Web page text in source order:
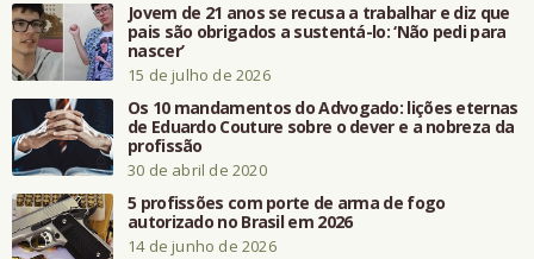
Jovem de 21 anos se recusa a trabalhar e diz que
pais são obrigados a sustentá-lo: ‘Não pedi para
nascer’
15 de julho de 2026
Os 10 mandamentos do Advogado: lições eternas
de Eduardo Couture sobre o dever e a nobreza da
profissão
30 de abril de 2020
5 profissões com porte de arma de fogo
autorizado no Brasil em 2026
14 de junho de 2026